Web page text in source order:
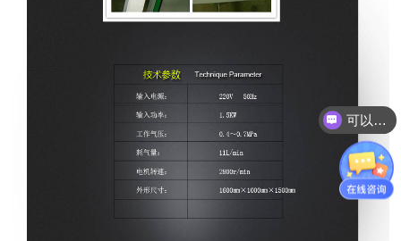
可以介绍下你们的产品么？